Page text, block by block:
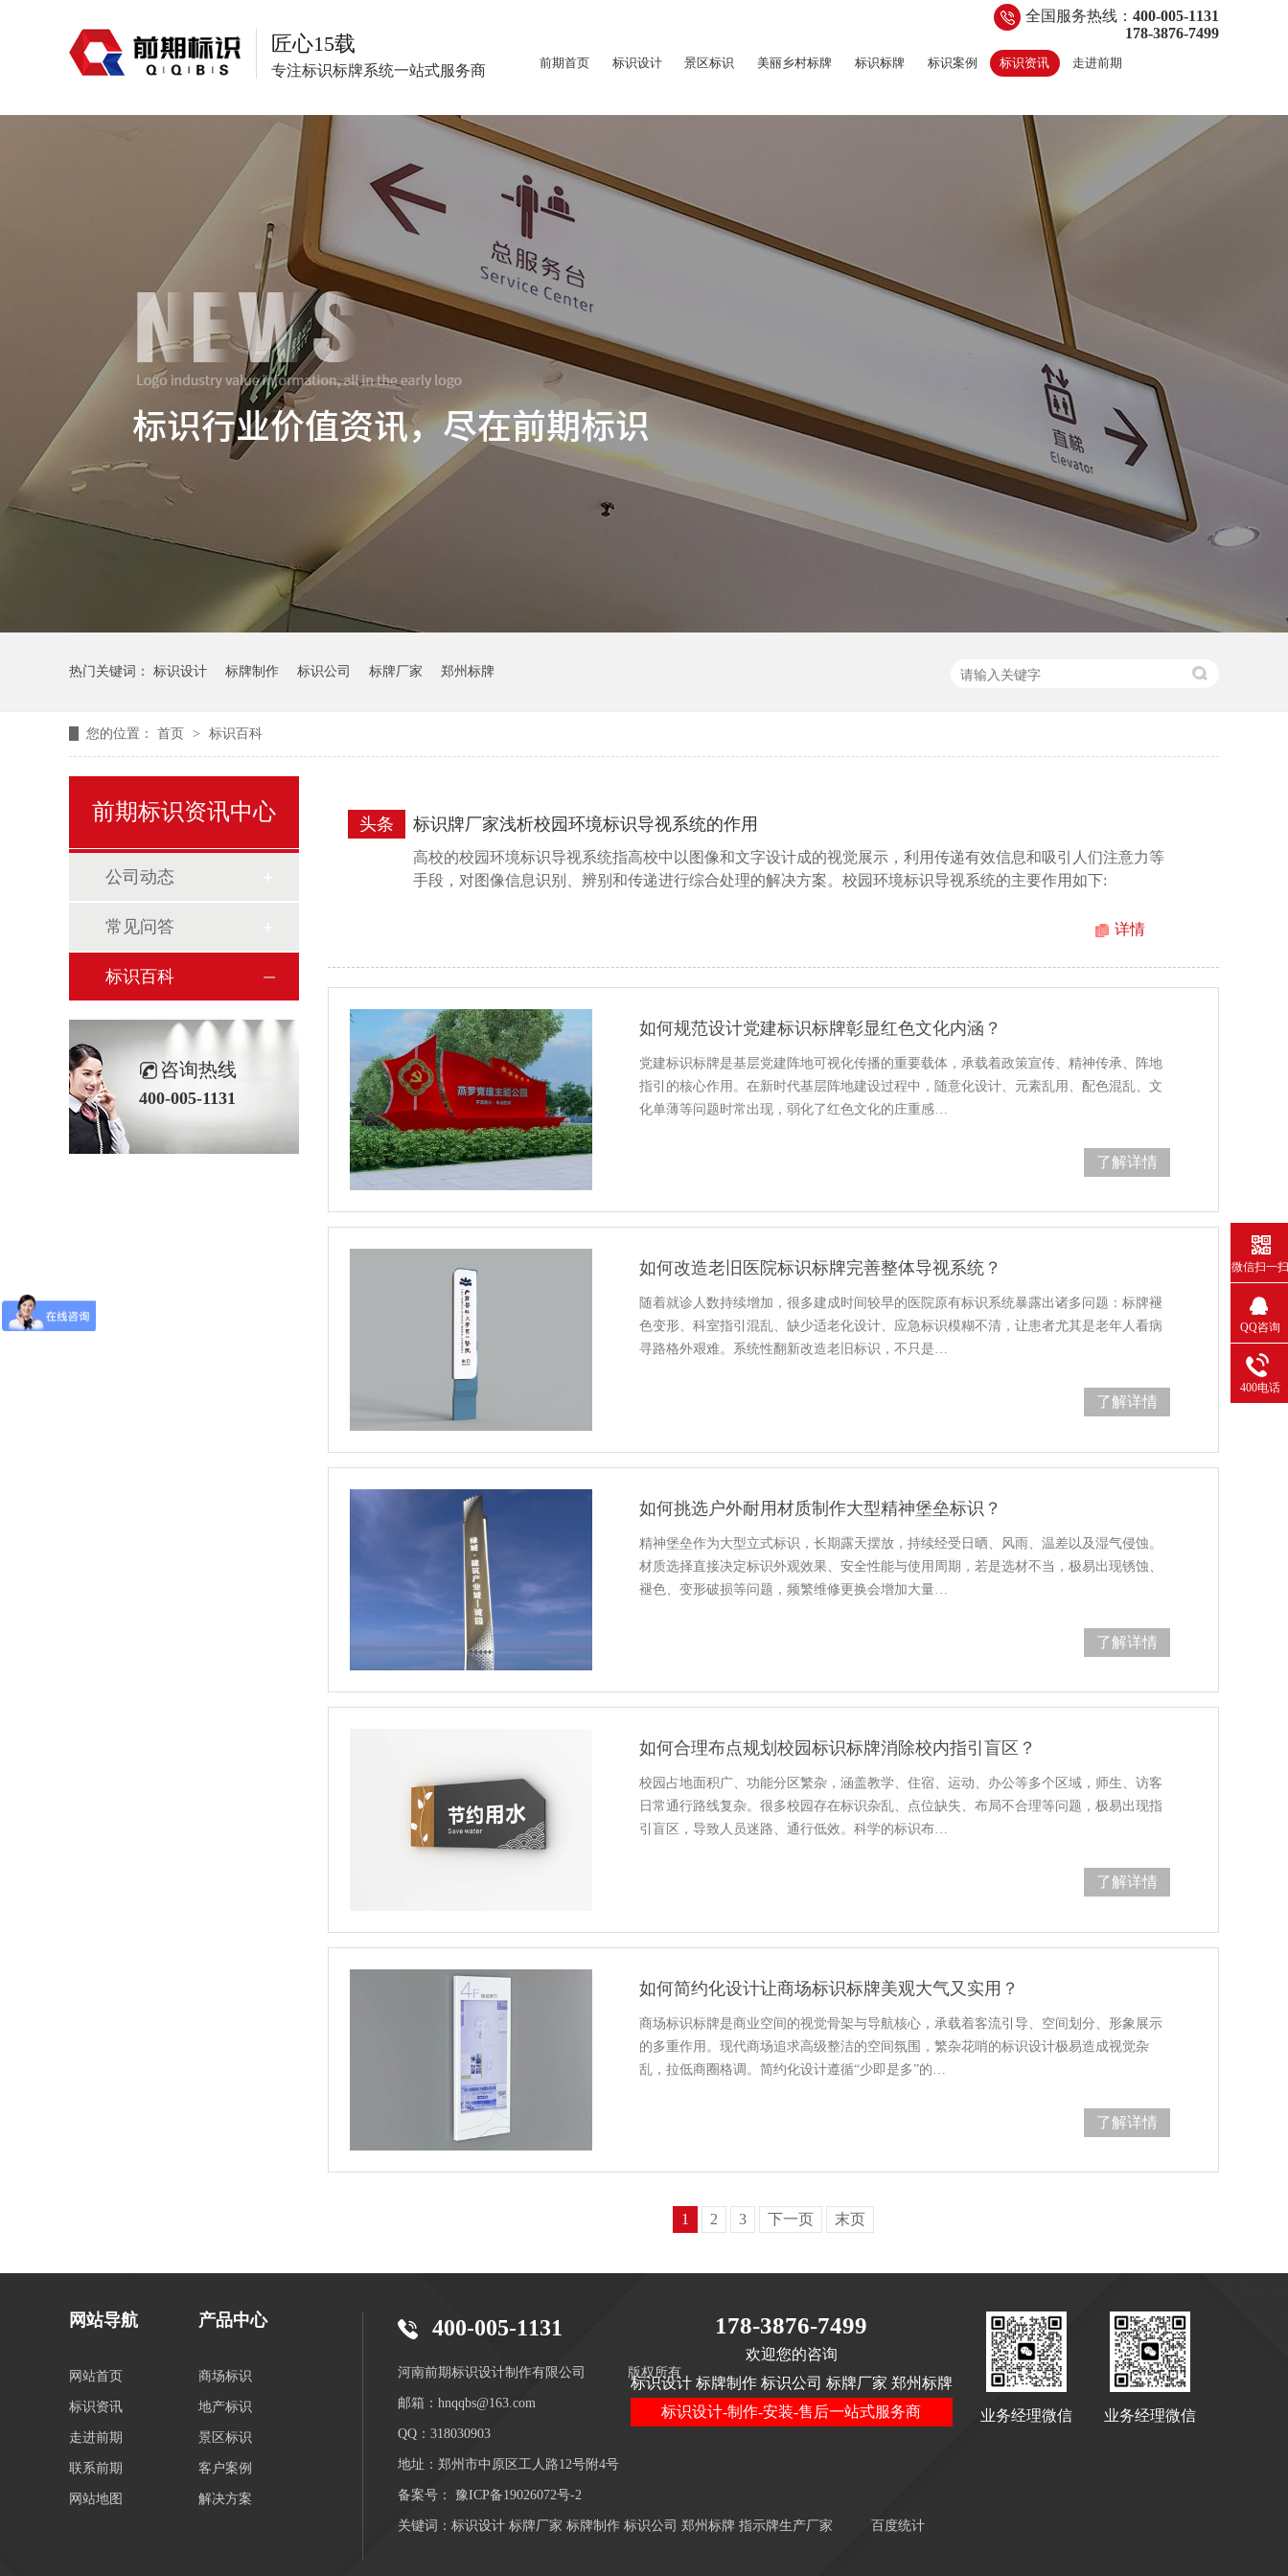
匠心15载
专注标识标牌系统一站式服务商
全国服务热线： 400-005-1131
178-3876-7499
前期首页 标识设计 景区标识 美丽乡村标牌 标识标牌 标识案例 标识资讯 走进前期
热门关键词： 标识设计 标牌制作 标识公司 标牌厂家 郑州标牌
您的位置： 首页 > 标识百科
标识牌厂家浅析校园环境标识导视系统的作用
头条
高校的校园环境标识导视系统指高校中以图像和文字设计成的视觉展示，利用传递有效信息和吸引人们注意力等
手段，对图像信息识别、辨别和传递进行综合处理的解决方案。校园环境标识导视系统的主要作用如下:
详情
如何规范设计党建标识标牌彰显红色文化内涵？
党建标识标牌是基层党建阵地可视化传播的重要载体，承载着政策宣传、精神传承、阵地
指引的核心作用。在新时代基层阵地建设过程中，随意化设计、元素乱用、配色混乱、文
化单薄等问题时常出现，弱化了红色文化的庄重感…
了解详情
如何改造老旧医院标识标牌完善整体导视系统？
随着就诊人数持续增加，很多建成时间较早的医院原有标识系统暴露出诸多问题：标牌褪
色变形、科室指引混乱、缺少适老化设计、应急标识模糊不清，让患者尤其是老年人看病
寻路格外艰难。系统性翻新改造老旧标识，不只是…
了解详情
如何挑选户外耐用材质制作大型精神堡垒标识？
精神堡垒作为大型立式标识，长期露天摆放，持续经受日晒、风雨、温差以及湿气侵蚀。
材质选择直接决定标识外观效果、安全性能与使用周期，若是选材不当，极易出现锈蚀、
褪色、变形破损等问题，频繁维修更换会增加大量…
了解详情
如何合理布点规划校园标识标牌消除校内指引盲区？
校园占地面积广、功能分区繁杂，涵盖教学、住宿、运动、办公等多个区域，师生、访客
日常通行路线复杂。很多校园存在标识杂乱、点位缺失、布局不合理等问题，极易出现指
引盲区，导致人员迷路、通行低效。科学的标识布…
了解详情
如何简约化设计让商场标识标牌美观大气又实用？
商场标识标牌是商业空间的视觉骨架与导航核心，承载着客流引导、空间划分、形象展示
的多重作用。现代商场追求高级整洁的空间氛围，繁杂花哨的标识设计极易造成视觉杂
乱，拉低商圈格调。简约化设计遵循“少即是多”的…
了解详情
1 2 3 下一页 末页
前期标识资讯中心
公司动态
常见问答
标识百科
咨询热线
400-005-1131
网站导航
网站首页
标识资讯
走进前期
联系前期
网站地图
产品中心
商场标识
地产标识
景区标识
客户案例
解决方案
400-005-1131
河南前期标识设计制作有限公司 版权所有
邮箱：hnqqbs@163.com
QQ：318030903
地址：郑州市中原区工人路12号附4号
备案号： 豫ICP备19026072号-2
关键词：标识设计 标牌厂家 标牌制作 标识公司 郑州标牌 指示牌生产厂家 百度统计
178-3876-7499
欢迎您的咨询
标识设计 标牌制作 标识公司 标牌厂家 郑州标牌
标识设计-制作-安装-售后一站式服务商
业务经理微信 业务经理微信
微信扫一扫
QQ咨询
400电话